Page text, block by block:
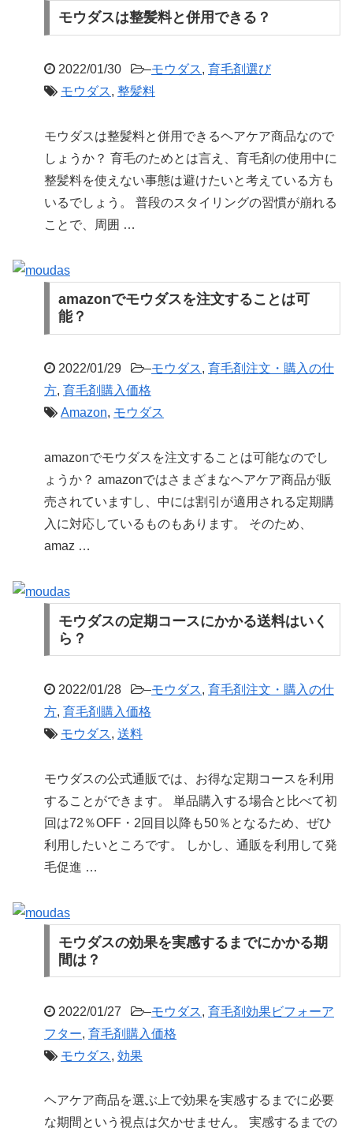
モウダスは整髪料と併用できる？
2022/01/30 –モウダス, 育毛剤選び
モウダス, 整髪料
モウダスは整髪料と併用できるヘアケア商品なので
しょうか？ 育毛のためとは言え、育毛剤の使用中に
整髪料を使えない事態は避けたいと考えている方も
いるでしょう。 普段のスタイリングの習慣が崩れる
ことで、周囲 …
amazonでモウダスを注文することは可
能？
2022/01/29 –モウダス, 育毛剤注文・購入の仕
方, 育毛剤購入価格
Amazon, モウダス
amazonでモウダスを注文することは可能なのでし
ょうか？ amazonではさまざまなヘアケア商品が販
売されていますし、中には割引が適用される定期購
入に対応しているものもあります。 そのため、
amaz …
モウダスの定期コースにかかる送料はいく
ら？
2022/01/28 –モウダス, 育毛剤注文・購入の仕
方, 育毛剤購入価格
モウダス, 送料
モウダスの公式通販では、お得な定期コースを利用
することができます。 単品購入する場合と比べて初
回は72％OFF・2回目以降も50％となるため、ぜひ
利用したいところです。 しかし、通販を利用して発
毛促進 …
モウダスの効果を実感するまでにかかる期
間は？
2022/01/27 –モウダス, 育毛剤効果ビフォーア
フター, 育毛剤購入価格
モウダス, 効果
ヘアケア商品を選ぶ上で効果を実感するまでに必要
な期間という視点は欠かせません。 実感するまでの